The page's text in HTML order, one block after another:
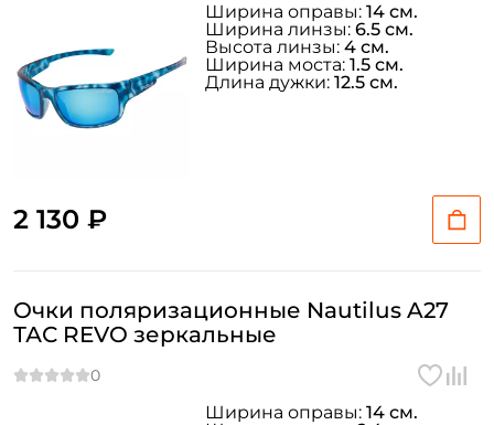
2 130 ₽
Ширина оправы: 14 см.
Ширина линзы: 6.5 см.
Высота линзы: 4 см.
Ширина моста: 1.5 см.
Длина дужки: 12.5 см.
Очки поляризационные Nautilus A27
ТАС REVO зеркальные
Ширина оправы: 14 см.